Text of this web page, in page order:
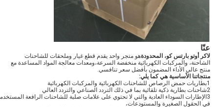
عنّا
لاكر أوتو بارتس كو، المحدودةهو متجر واحد يقدم قطع غيار وملحقات للشاحنات
الشاحنة، والمركبات الكهربائية منخفضة السرعة،ومعدات معالجة المواد المساعدة مع
منتج عالي الأداء المضمون بأفضل سعر تنافسي.
منتجاتنا الأساسية هي كما يلي:
1بطاريات حمض الرصاص للشاحنات الكهربائية والمركبات الكهربائية
2شاحنات بطارية ذكية تلقائية بما في ذلك التردد الصناعي والتردد العالي
3الإطارات السوداء العادية والتي لا تحتوي على علامات صلبة للشاحنات الرافعة
في الحقول الصغيرة والمستودعات،